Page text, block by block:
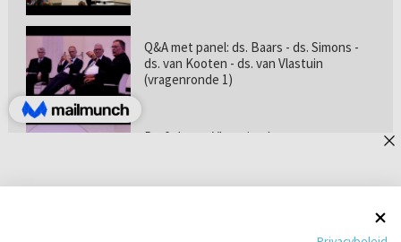
Q&A met panel: ds. Baars - ds. Simons -
ds. van Kooten - ds. van Vlastuin
(vragenronde 1)
Prof. dr. van Vlastuin - Is